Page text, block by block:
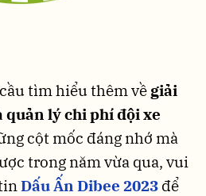
tìm hiểu thêm về giải
quản lý chi phí đội xe
cột mốc đáng nhớ mà
trong năm vừa qua, vui
Dấu Ấn Dibee 2023 để